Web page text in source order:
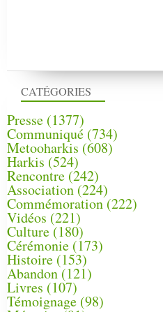
CATÉGORIES
Presse (1377)
Communiqué (734)
Metooharkis (608)
Harkis (524)
Rencontre (242)
Association (224)
Commémoration(222)
Vidéos (221)
Culture(180)
Cérémonie (173)
Histoire (153)
Abandon(121)
Livres (107)
Témoignage (98)